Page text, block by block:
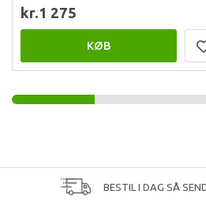
kr.1 275
KØB
BESTIL I DAG SÅ